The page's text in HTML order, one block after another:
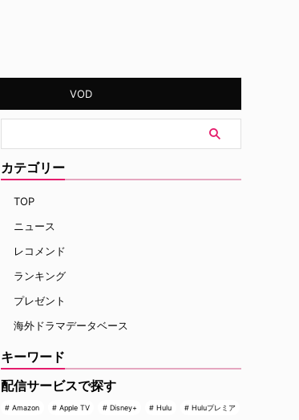
VOD
カテゴリー
TOP
ニュース
レコメンド
ランキング
プレゼント
海外ドラマデータベース
キーワード
配信サービスで探す
Amazon Apple TV Disney+ Hulu Huluプレミア